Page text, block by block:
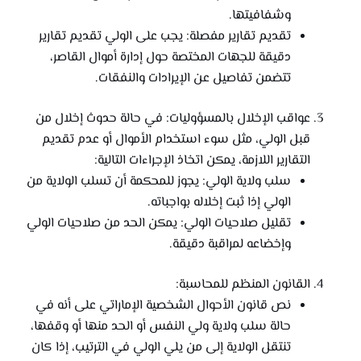
وشفافيتها.
تقديم تقارير مفصلة: يجب على الولي تقديم تقارير
دقيقة للجهات المختصة حول إدارة أموال القاصر،
تتضمن تفاصيل عن الإيرادات والنفقات.
عواقب الإخلال بالمسؤوليات: في حالة حدوث إخلال من
قبل الولي، مثل سوء استخدام الأموال أو عدم تقديم
التقارير اللازمة، يمكن اتخاذ الإجراءات التالية:
سلب ولاية الولي: يجوز للمحكمة أن تسلب الولاية من
الولي إذا ثبت إخلاله بواجباته.
تقليل صلاحيات الولي: يمكن الحد من صلاحيات الولي
وإخضاعه لمراقبة دقيقة.
القانون المنظم للمحاسبة:
نص قانون الأحوال الشخصية الإماراتي على أنه في
حالة سلب ولاية ولي النفس أو الحد منها أو وقفها،
تنتقل الولاية إلى من يلي الولي في الترتيب، إذا كان